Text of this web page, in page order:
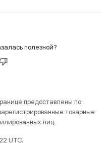
полезной?
предоставлены по
товарные
лиц.
UTC.